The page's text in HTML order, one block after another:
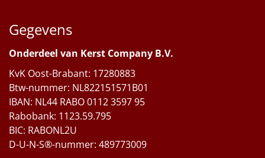
Gegevens
Onderdeel van Kerst Company B.V.
KvK Oost-Brabant: 17280883
Btw-nummer: NL822151571B01
IBAN: NL44 RABO 0112 3597 95
Rabobank: 1123.59.795
BIC: RABONL2U
D-U-N-S®-nummer: 489773009